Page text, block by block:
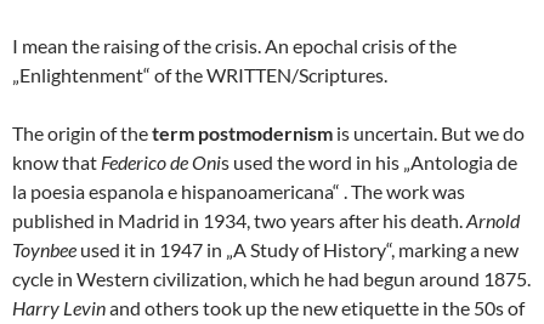
I mean the raising of the crisis. An epochal crisis of the
„Enlightenment“ of the WRITTEN/Scriptures.
The origin of theterm postmodernism is uncertain. But we do
know that Federico de Onis used the word in his „Antologia de
la poesia espanola e hispanoamericana“ . The work was
published in Madrid in 1934, two years after his death.Arnold
Toynbee used it in 1947 in „A Study of History“, marking a new
cycle in Western civilization, which he had begun around 1875.
Harry Levinand others took up the new etiquette in the 50s of